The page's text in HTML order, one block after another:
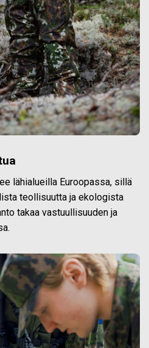
lähialueilla Euroopassa, sillä
teollisuutta ja ekologista
takaa vastuullisuuden ja